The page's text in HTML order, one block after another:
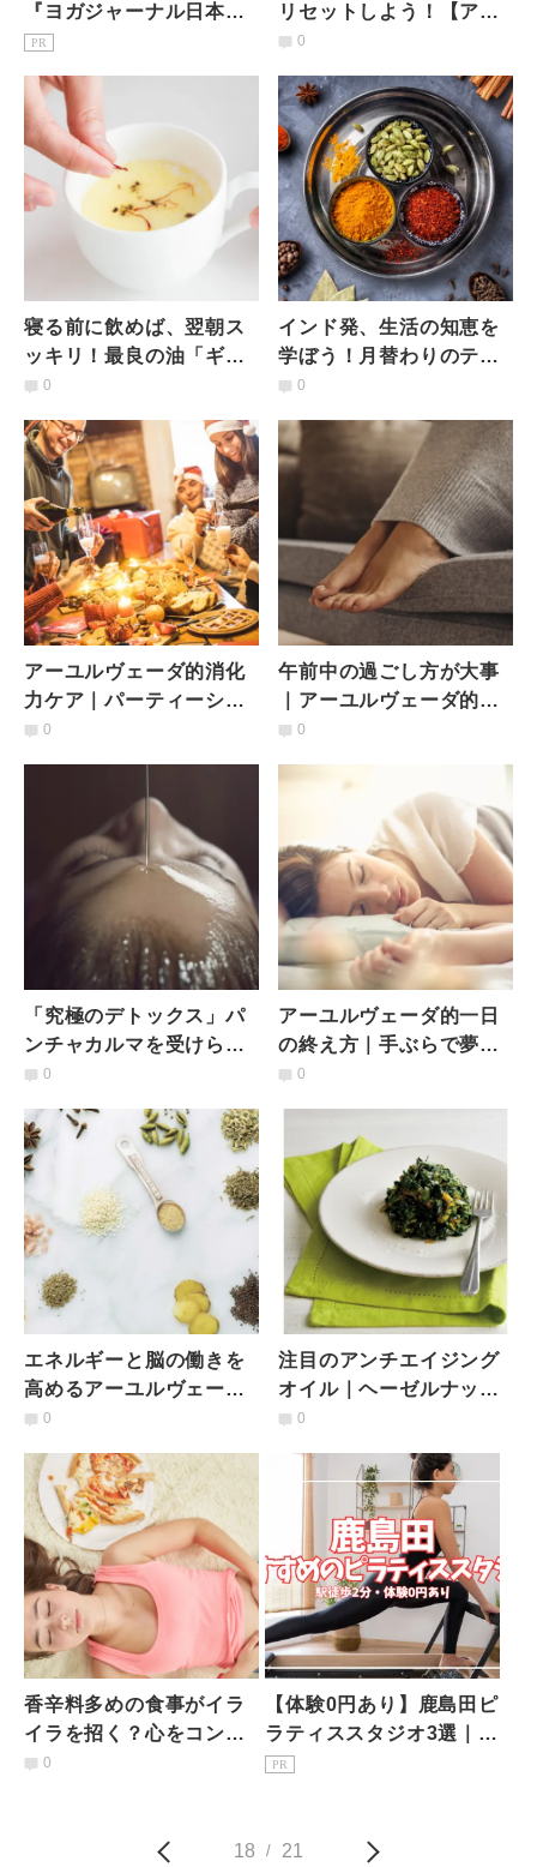
『ヨガジャーナル日本
版』予約購読のご案内
PR
リセットしよう！【アー
ユルヴェーダ美メソッ
0
寝る前に飲めば、翌朝ス
ッキリ！最良の油「ギ
ー」入りホットミルク
ソッド】
0
インド発、生活の知恵を
学ぼう！月替わりのテー
マと食事を楽しむ「アー
0
アーユルヴェーダ的消化
力ケア｜パーティーシー
ズンを楽しむために
0
午前中の過ごし方が大事
｜アーユルヴェーダ的冷
えとの付き合い方
0
「究極のデトックス」パ
ンチャカルマを受けられ
る場所5選
0
アーユルヴェーダ的一日
の終え方｜手ぶらで夢に
入ろう
0
エネルギーと脳の働きを
高めるアーユルヴェーダ
レシピ3選
0
注目のアンチエイジング
オイル｜ヘーゼルナッツ
オイルとケールのレシピ
0
香辛料多めの食事がイラ
イラを招く？心をコント
ロールする食事
0
【体験0円あり】鹿島田ピ
ラティススタジオ3選｜1
回1,650円〜マシン・安さ
PR
18 / 21